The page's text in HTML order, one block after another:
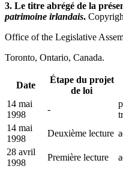
3. Le titre abrégé de la
patrimoine irlandais.
Office of the Legislative
Toronto, Ontario, Canada.
Date
Étape du projet
de loi
14 mai
1998
-
14 mai
1998
Deuxième lecture
28 avril
1998
Première lecture